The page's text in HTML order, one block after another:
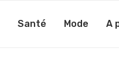
Santé Mode A